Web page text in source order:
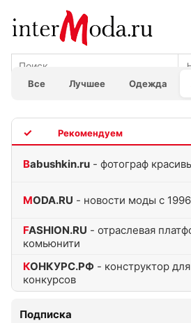
Все Лучшее Одежда
Babushkin.ru - фотограф
MODA.RU - новости моды с
FASHION.RU - отраслевая
комьюнити
КОНКУРС.РФ - конструктор
конкурсов
Подписка